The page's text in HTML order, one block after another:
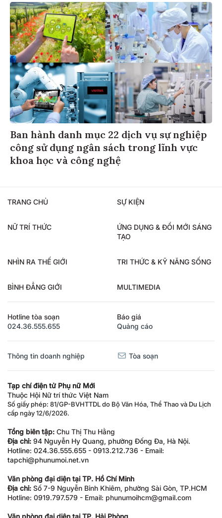
Ban hành danh mục 22 dịch vụ sự nghiệp
công sử dụng ngân sách trong lĩnh vực
khoa học và công nghệ
TRANG CHỦ SỰ KIỆN
NỮ TRÍ THỨC
ỨNG DỤNG & ĐỔI MỚI SÁNG
TẠO
NHÌN RA THẾ GIỚI TRI THỨC & KỸ NĂNG SỐNG
BÌNH ĐẲNG GIỚI MULTIMEDIA
Hotline tòa soạn
024.36.555.655
Báo giá
Quảng cáo
Thông tin doanh nghiệp Tòa soạn
Tạp chí điện tử Phụ nữ Mới
Thuộc Hội Nữ trí thức Việt Nam
Số giấy phép: 81/GP-BVHTTDL do Bộ Văn Hóa, Thể Thao và Du Lịch
cấp ngày 12/6/2026.
Tổng biên tập: Chu Thị Thu Hằng
Địa chỉ: 94 Nguyễn Hy Quang, phường Đống Đa, Hà Nội.
Hotline: 024.36.555.655 - 0913.212.736 - Email:
tapchi@phunumoi.net.vn
Văn phòng đại diện tại TP. Hồ Chí Minh
Địa chỉ: Số 7-9 Nguyễn Bỉnh Khiêm, phường Sài Gòn, TP.HCM
Hotline: 0919.797.579 - Email: phunumoihcm@gmail.com